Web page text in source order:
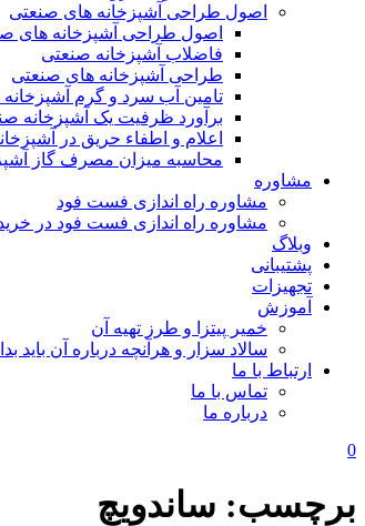
اصول طراحی آشپزخانه های صنعتی
اصول طراحی آشپزخانه های
فاضلاب آشپزخانه صنعتی
طراحی آشپزخانه های صنعتی
تامین آب سرد و گرم
برآورد ظرفیت یک آشپزخانه
اعلام و اطفاء حریق در
محاسبه میزان مصرف گاز
مشاوره
مشاوره راه اندازی فست فود
مشاوره راه اندازی فست فود در
وبلاگ
پشتیبانی
تجهیزات
آموزش
خمیر پیتزا و طرز تهیه آن
سالاد سزار و هرآنچه درباره آن باید
ارتباط با ما
تماس با ما
درباره ما
0
برچسب: ساندویچ